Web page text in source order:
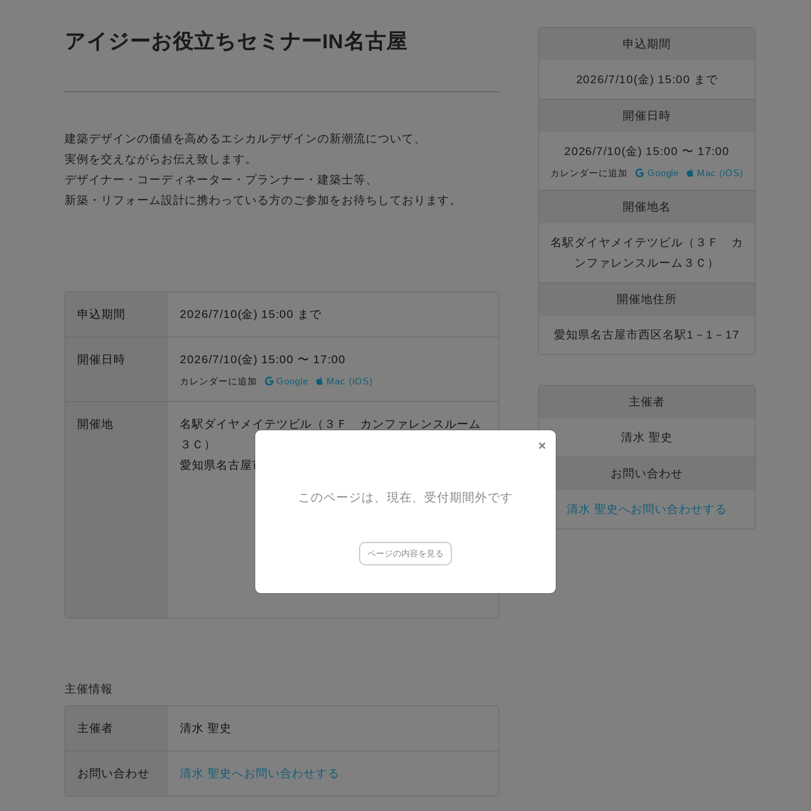
アイジーお役立ちセミナーIN名古屋
建築デザインの価値を高めるエシカルデザインの新潮流について、
実例を交えながらお伝え致します。
デザイナー・コーディネーター・プランナー・建築士等、
新築・リフォーム設計に携わっている方のご参加をお待ちしております。
申込期間 2026/7/10(金) 15:00 まで
開催日時 2026/7/10(金) 15:00 〜 17:00
カレンダーに追加 Google Mac (iOS)
開催地
名駅ダイヤメイテツビル（３Ｆ カンファレンスルーム
３Ｃ）
愛知県名古屋市西区名駅1－1－17
主催情報
主催者 清水 聖史
お問い合わせ 清水 聖史へお問い合わせする
申込期間
2026/7/10(金) 15:00 まで
開催日時
2026/7/10(金) 15:00 〜 17:00
カレンダーに追加 Google Mac (iOS)
開催地名
名駅ダイヤメイテツビル（３Ｆ カ
ンファレンスルーム３Ｃ）
開催地住所
愛知県名古屋市西区名駅1－1－17
主催者
清水 聖史
お問い合わせ
清水 聖史へお問い合わせする
×
このページは、現在、受付期間外です
ページの内容を見る